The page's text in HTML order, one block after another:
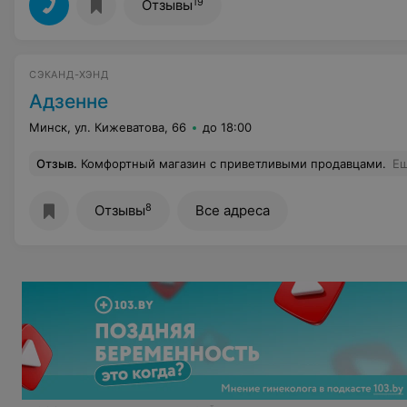
Отзывы
СЭКАНД-ХЭНД
Адзенне
Минск, ул. Кижеватова, 66 до 18:00
Отзыв. Комфортный магазин с приветливыми продавцами.
Отзывы8 Все адреса